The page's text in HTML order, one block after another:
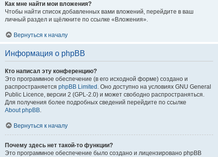
Как мне найти мои вложения?
Чтобы найти список добавленных вами вложений, перейдите в ваш
личный раздел и щёлкните по ссылке «Вложения».
Вернуться к началу
Информация о phpBB
Кто написал эту конференцию?
Это программное обеспечение (в его исходной форме) создано и
распространяется phpBB Limited . Оно доступно на условиях GNU General
Public Licence, версии 2 (GPL-2.0) и может свободно распространяться.
Для получения более подробных сведений перейдите по ссылке
About phpBB.
Вернуться к началу
Почему здесь нет такой-то функции?
Это программное обеспечение было создано и лицензировано phpBB